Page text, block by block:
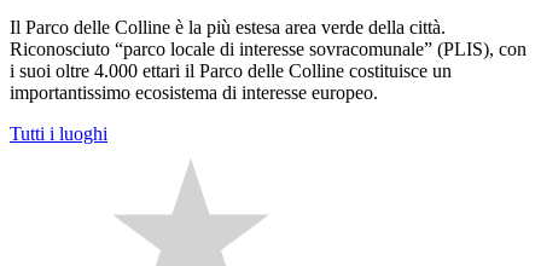
Il Parco delle Colline è la più estesa area verde della città.
Riconosciuto “parco locale di interesse sovracomunale” (PLIS), con
i suoi oltre 4.000 ettari il Parco delle Colline costituisce un
importantissimo ecosistema di interesse europeo.
Tutti i luoghi